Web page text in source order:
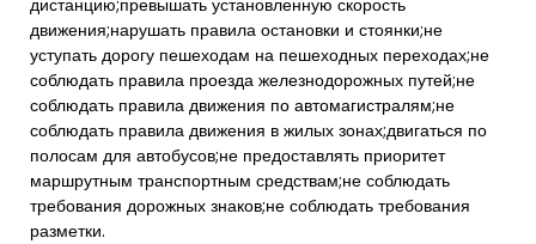
дистанцию;превышать установленную скорость
движения;нарушать правила остановки и стоянки;не
уступать дорогу пешеходам на пешеходных переходах;не
соблюдать правила проезда железнодорожных путей;не
соблюдать правила движения по автомагистралям;не
соблюдать правила движения в жилых зонах;двигаться по
полосам для автобусов;не предоставлять приоритет
маршрутным транспортным средствам;не соблюдать
требования дорожных знаков;не соблюдать требования
разметки.